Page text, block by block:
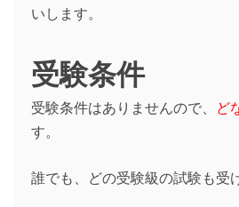
いします。
受験条件
受験条件はありませんので、 ど
す。
誰でも、どの受験級の試験も受